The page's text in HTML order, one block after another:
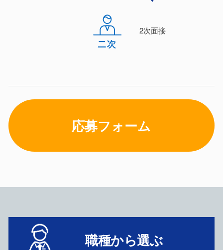
2次⾯接
応募フォーム
職種から選ぶ